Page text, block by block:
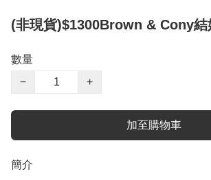
(非現貨)$1300Brown & Cony結
數量
−
+
加至購物車
簡介